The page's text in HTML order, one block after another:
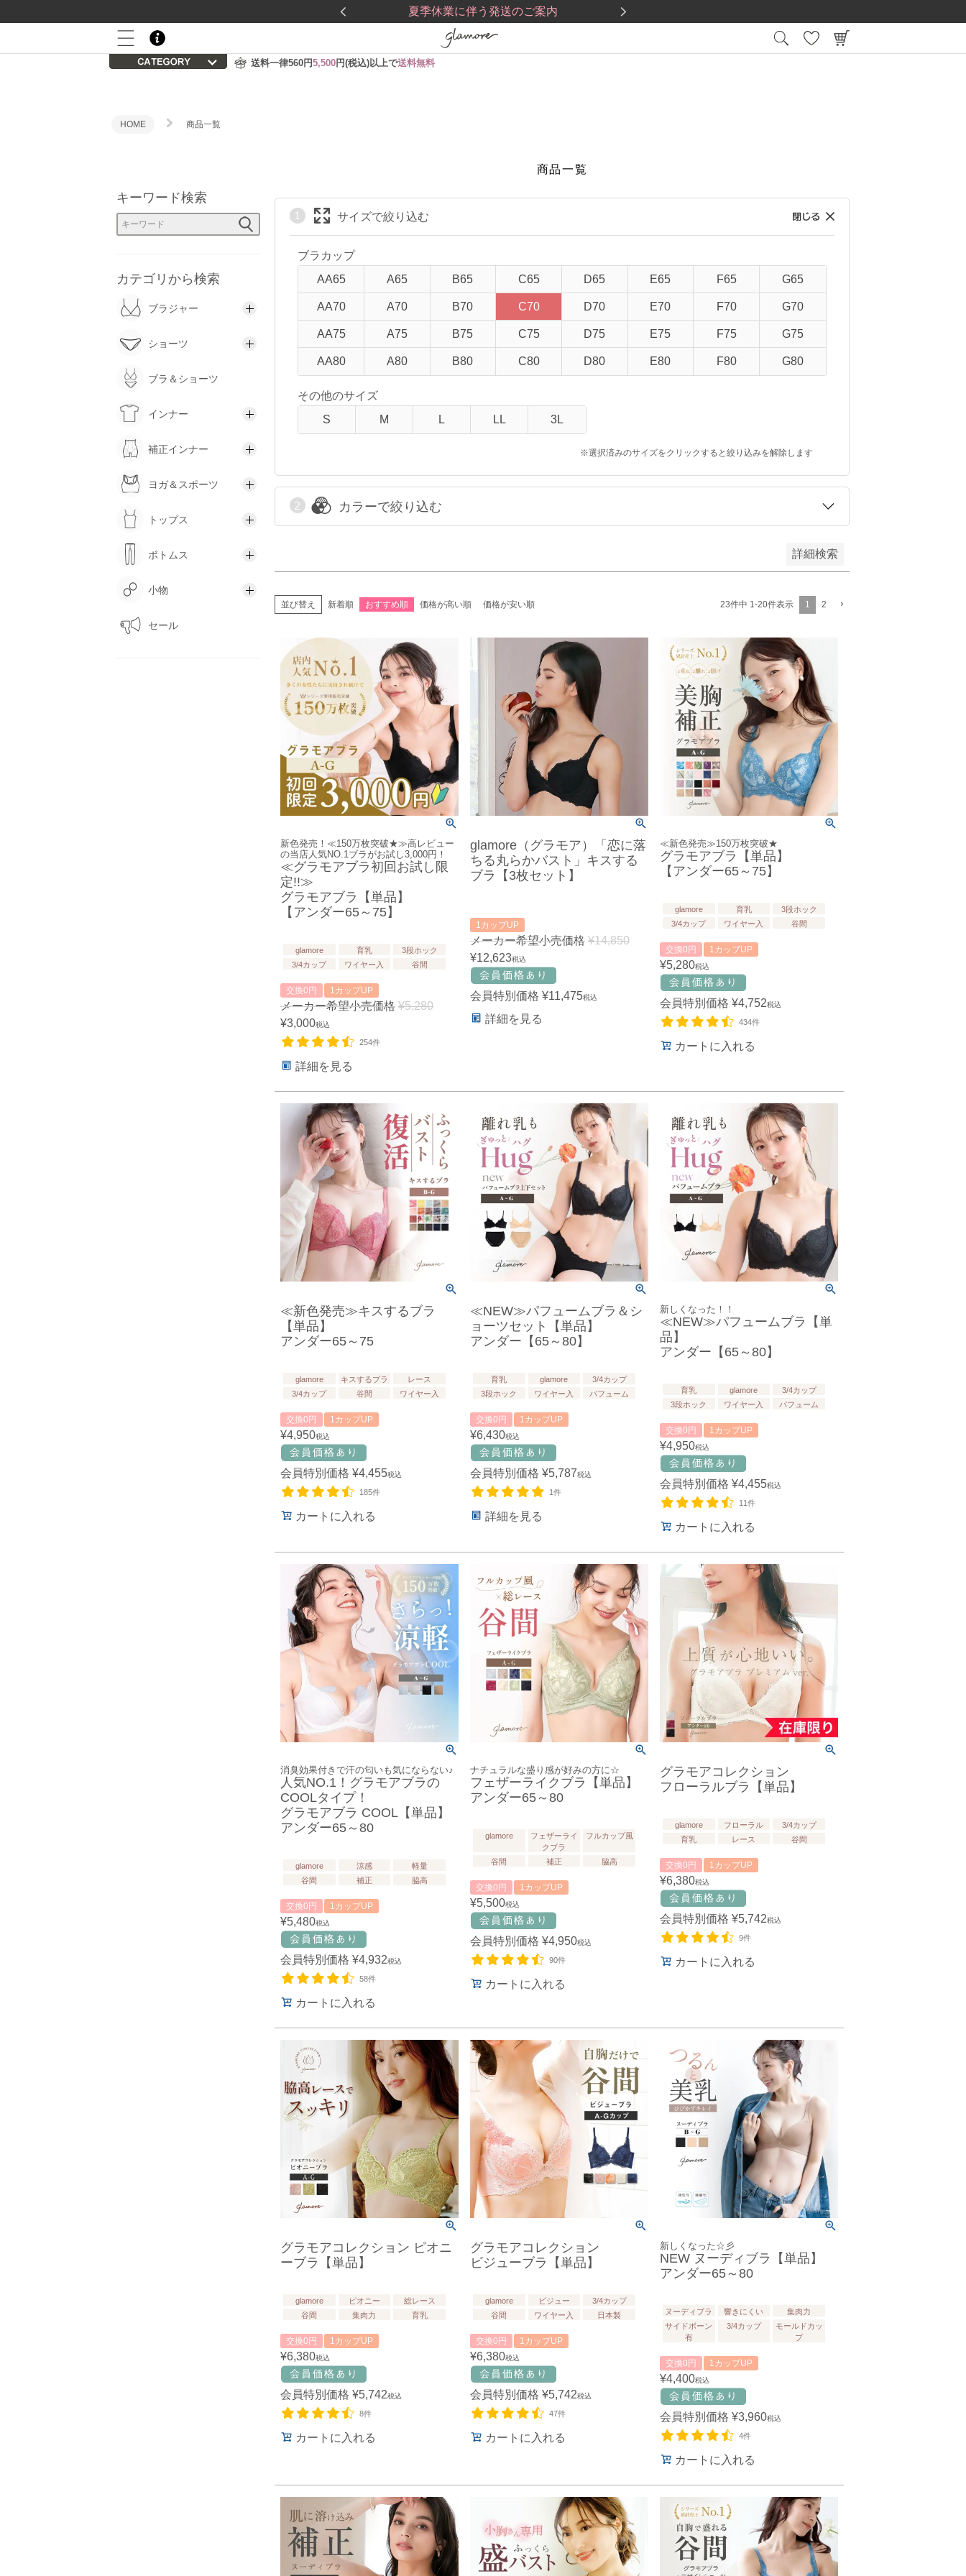
夏季休業に伴う発送のご案内
送料一律560円5,500円(税込)以上で送料無料
HOME 商品一覧
キーワード検索
カテゴリから検索
ブラジャー
ショーツ
ブラ＆ショーツ
インナー
補正インナー
ヨガ＆スポーツ
トップス
ボトムス
小物
セール
商品一覧
サイズで絞り込む
ブラカップ
AA65
A65 B65 C65 D65 E65 F65 G65
AA70 A70 B70 C70 D70 E70 F70 G70
AA75 A75 B75 C75 D75 E75 F75 G75
AA80 A80 B80 C80 D80 E80 F80 G80
その他のサイズ
S
M L LL 3L
※選択済みのサイズをクリックすると絞り込みを解除します
カラーで絞り込む
詳細検索
キーワード
価格
商品タグ
再入荷
在庫なし商品 在庫なし商品を表示しない
予約商品 予約商品のみを表示
検索
並び替え 新着順 おすすめ順 価格が高い順 価格が安い順 23件中 1-20件表示 1 2
新色発売！≪150万枚突破★≫高レビュー
の当店人気NO.1ブラがお試し3,000円！
≪グラモアブラ初回お試し限
定!!≫
グラモアブラ【単品】
【アンダー65～75】
glamore 育乳
3段ホック
3/4カップ
ワイヤー入 谷間
交換0円 1カップUP
メーカー希望小売価格 ¥5,280
¥3,000税込
254件
詳細を見る
glamore（グラモア）「恋に落
ちる丸らかバスト」キスする
ブラ【3枚セット】
1カップUP
メーカー希望小売価格 ¥14,850
¥12,623税込
会員特別価格 ¥11,475税込
詳細を見る
≪新色発売≫150万枚突破★
グラモアブラ【単品】
【アンダー65～75】
glamore 育乳
3段ホック
3/4カップ
ワイヤー入 谷間
交換0円 1カップUP
¥5,280税込
会員特別価格 ¥4,752税込
434件
カートに入れる
≪新色発売≫キスするブラ
【単品】
アンダー65～75
glamore キスするブラ
レース
3/4カップ
谷間 ワイヤー入
交換0円 1カップUP
¥4,950税込
会員特別価格 ¥4,455税込
185件
カートに入れる
≪NEW≫パフュームブラ＆シ
ョーツセット【単品】
アンダー【65～80】
育乳 glamore
3/4カップ
3段ホック
ワイヤー入 パフューム
交換0円 1カップUP
¥6,430税込
会員特別価格 ¥5,787税込
1件
詳細を見る
新しくなった！！
≪NEW≫パフュームブラ【単
品】
アンダー【65～80】
育乳 glamore
3/4カップ
3段ホック
ワイヤー入 パフューム
交換0円 1カップUP
¥4,950税込
会員特別価格 ¥4,455税込
11件
カートに入れる
消臭効果付きで汗の匂いも気にならない♪
人気NO.1！グラモアブラの
COOLタイプ！
グラモアブラ COOL【単品】
アンダー65～80
glamore 涼感
軽量
谷間
補正 脇高
交換0円 1カップUP
¥5,480税込
会員特別価格 ¥4,932税込
58件
カートに入れる
ナチュラルな盛り感が好みの方に☆
フェザーライクブラ【単品】
アンダー65～80
glamore
フェザーライ
クブラ
フルカップ風
谷間 補正 脇高
交換0円 1カップUP
¥5,500税込
会員特別価格 ¥4,950税込
90件
カートに入れる
グラモアコレクション
フローラルブラ【単品】
glamore フローラル
3/4カップ
育乳
レース 谷間
交換0円 1カップUP
¥6,380税込
会員特別価格 ¥5,742税込
9件
カートに入れる
グラモアコレクション ピオニ
ーブラ【単品】
glamore ピオニー
総レース
谷間
集肉力 育乳
交換0円 1カップUP
¥6,380税込
会員特別価格 ¥5,742税込
8件
カートに入れる
グラモアコレクション
ビジューブラ【単品】
glamore ビジュー
3/4カップ
谷間
ワイヤー入 日本製
交換0円 1カップUP
¥6,380税込
会員特別価格 ¥5,742税込
47件
カートに入れる
新しくなった☆彡
NEW ヌーディブラ【単品】
アンダー65～80
ヌーディブラ 響きにくい
集肉力
サイドボーン
有
3/4カップ
モールドカッ
プ
交換0円 1カップUP
¥4,400税込
会員特別価格 ¥3,960税込
4件
カートに入れる